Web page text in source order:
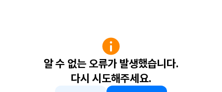
알 수 없는 오류가 발생했습니다.
다시 시도해주세요.